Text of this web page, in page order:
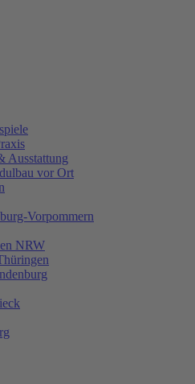
Ausstattung
vor Ort
Vorpommern
NRW